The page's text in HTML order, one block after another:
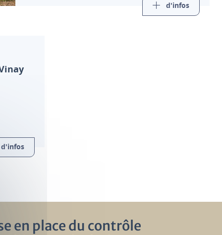
d'infos
d'infos
en place du contrôle